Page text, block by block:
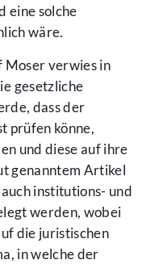
eine solche
wäre.
Moser verwies in
gesetzliche
dass der
prüfen könne,
und diese auf ihre
genanntem Artikel
institutions- und
werden, wobei
die juristischen
in welche der